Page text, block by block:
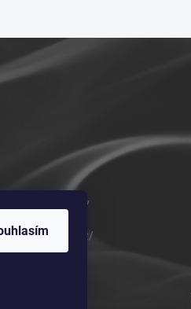
vykurovadla.cz/
vykurovadla.cz/